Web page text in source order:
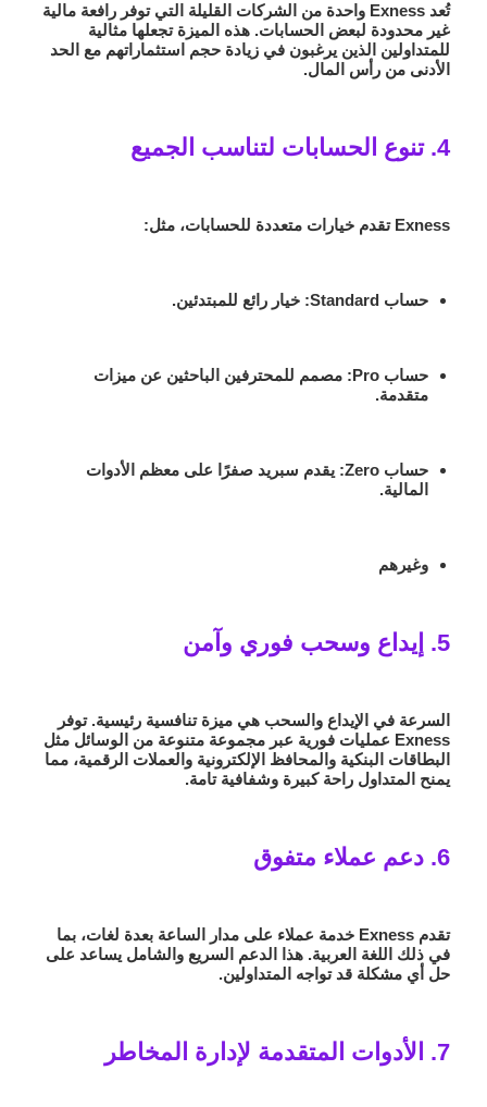
تُعد Exness واحدة من الشركات القليلة التي توفر رافعة مالية
غير محدودة لبعض الحسابات. هذه الميزة تجعلها مثالية
للمتداولين الذين يرغبون في زيادة حجم استثماراتهم مع الحد
الأدنى من رأس المال.
4. تنوع الحسابات لتناسب الجميع
Exness تقدم خيارات متعددة للحسابات، مثل:
حساب Standard : خيار رائع للمبتدئين.
حساب Pro
: مصمم للمحترفين الباحثين عن ميزات
متقدمة.
حساب Zero
: يقدم سبريد صفرًا على معظم الأدوات
المالية.
وغيرهم
5. إيداع وسحب فوري وآمن
السرعة في الإيداع والسحب هي ميزة تنافسية رئيسية. توفر
Exness عمليات فورية عبر مجموعة متنوعة من الوسائل مثل
البطاقات البنكية والمحافظ الإلكترونية والعملات الرقمية، مما
يمنح المتداول راحة كبيرة وشفافية تامة.
6. دعم عملاء متفوق
تقدم Exness خدمة عملاء على مدار الساعة بعدة لغات، بما
في ذلك اللغة العربية. هذا الدعم السريع والشامل يساعد على
حل أي مشكلة قد تواجه المتداولين.
7. الأدوات المتقدمة لإدارة المخاطر